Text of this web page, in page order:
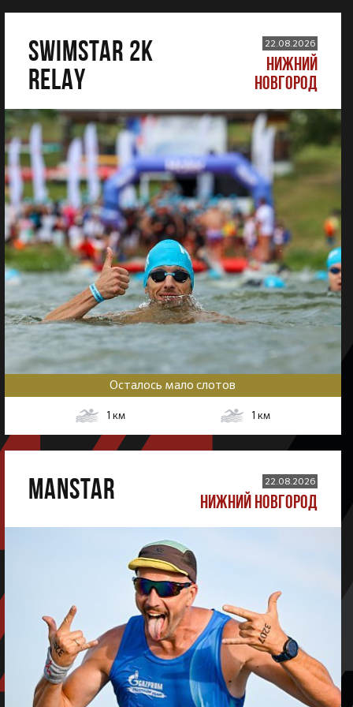
SWIMSTAR 2K
RELAY
22.08.2026
НИЖНИЙ
НОВГОРОД
Осталось мало слотов
1 км 1 км
MANSTAR 22.08.2026
НИЖНИЙ НОВГОРОД